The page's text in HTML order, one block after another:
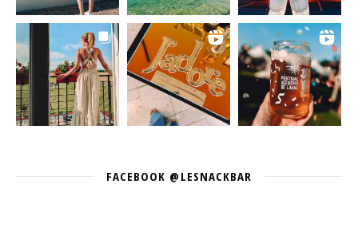
FACEBOOK @LESNACKBAR